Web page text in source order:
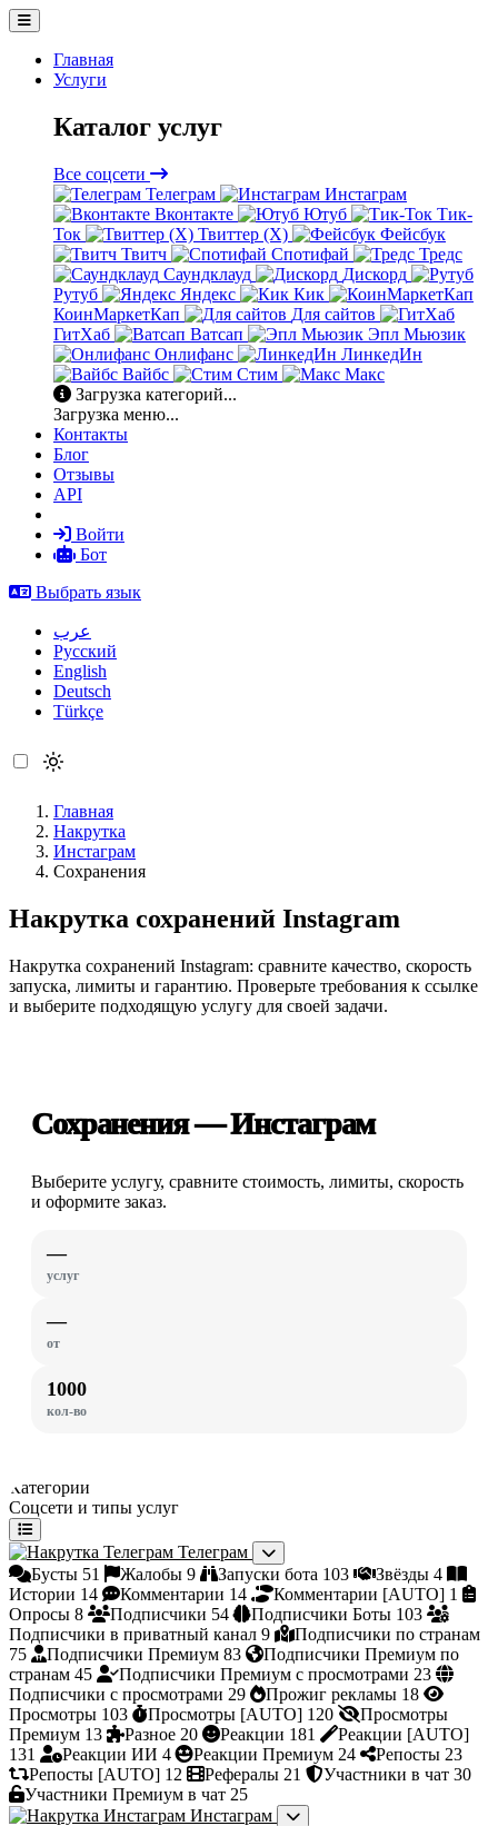
Главная
Услуги
Каталог услуг
Все соцсети
Телеграм
Инстаграм
Вконтакте
Ютуб
Тик-
Ток
Твиттер (X)
Фейсбук
Твитч
Спотифай
Тредс
Саундклауд
Дискорд
Рутуб
Яндекс
Кик
КоинМаркетКап
Для сайтов
ГитХаб
Ватсап
Эпл Мьюзик
Онлифанс
ЛинкедИн
Вайбс
Стим
Макс
Загрузка категорий...
Загрузка меню...
Контакты
Блог
Отзывы
API
Войти
Бот
Выбрать язык
عرب
Русский
English
Deutsch
Türkçe
Главная
Накрутка
Инстаграм
Сохранения
Накрутка сохранений Instagram
Накрутка сохранений Instagram: сравните качество, скорость
запуска, лимиты и гарантию. Проверьте требования к ссылке
и выберите подходящую услугу для своей задачи.
Сохранения — Инстаграм
Выберите услугу, сравните стоимость, лимиты, скорость
и оформите заказ.
—
услуг
—
от
1000
кол-во
Категории
Соцсети и типы услуг
Телеграм
Бусты 51 Жалобы 9 Запуски бота 103 Звёзды 4
Истории 14 Комментарии 14 Комментарии [AUTO] 1
Опросы 8 Подписчики 54 Подписчики Боты 103
Подписчики в приватный канал 9
Подписчики по странам
75
Подписчики Премиум 83
Подписчики Премиум по
странам 45 Подписчики Премиум с просмотрами 23
Подписчики с просмотрами 29 Прожиг рекламы 18
Просмотры 103 Просмотры [AUTO] 120
Просмотры
Премиум 13 Разное 20 Реакции 181
Реакции [AUTO]
131
Реакции ИИ 4 Реакции Премиум 24 Репосты 23
Репосты [AUTO] 12 Рефералы 21 Участники в чат 30
Участники Премиум в чат 25
Инстаграм